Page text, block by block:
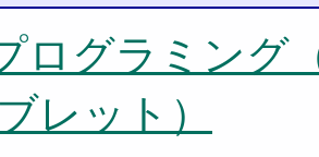
ログラミング
レット）